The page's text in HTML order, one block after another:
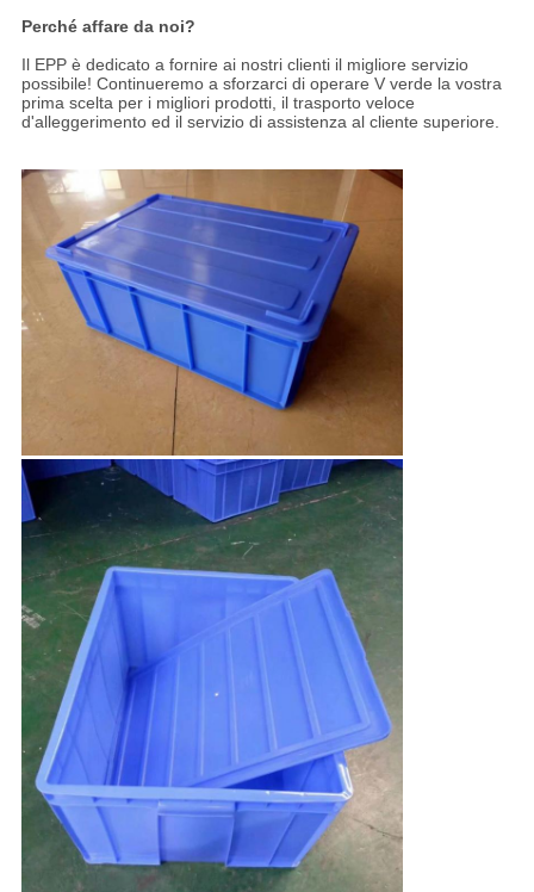
Perché affare da noi?
Il EPP è dedicato a fornire ai nostri clienti il migliore servizio
possibile! Continueremo a sforzarci di operare V verde la vostra
prima scelta per i migliori prodotti, il trasporto veloce
d'alleggerimento ed il servizio di assistenza al cliente superiore.